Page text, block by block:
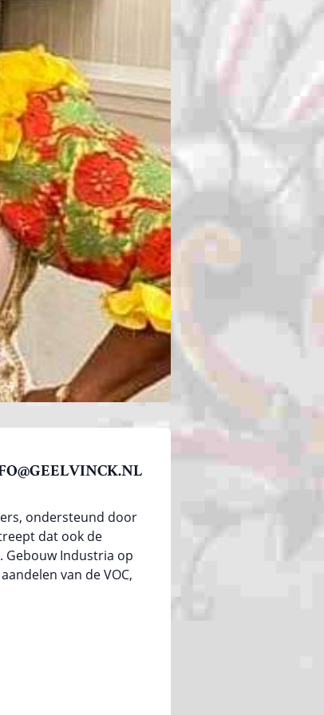
ondersteund door
dat ook de
Gebouw Industria op
van de VOC,